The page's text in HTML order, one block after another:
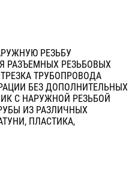
РЕЗЬБУ
РАЗЪЕМНЫХ РЕЗЬБОВЫХ
ТРУБОПРОВОДА
БЕЗ ДОПОЛНИТЕЛЬНЫХ
С НАРУЖНОЙ РЕЗЬБОЙ
ИЗ РАЗЛИЧНЫХ
ПЛАСТИКА,